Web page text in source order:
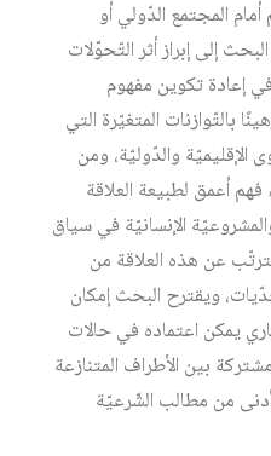
المجتمع الدّولي أو
إلى إبراز أثر التّحوّلات
إعادة تكوين مفهوم
بالتّوازنات المتغيّرة التي
الإقليميّة والدّوليّة، ومن
أعمق لطبيعة العلاقة
الإنسانيّة في سياق
عن هذه العلاقة من
ويقترح البحث إمكان
يمكن اعتماده في حالات
بين الأطراف المتنازعة
من مطالب الشّرعيّة